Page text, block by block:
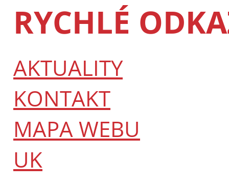
RYCHLÉ
AKTUALITY
KONTAKT
MAPA WEBU
UK